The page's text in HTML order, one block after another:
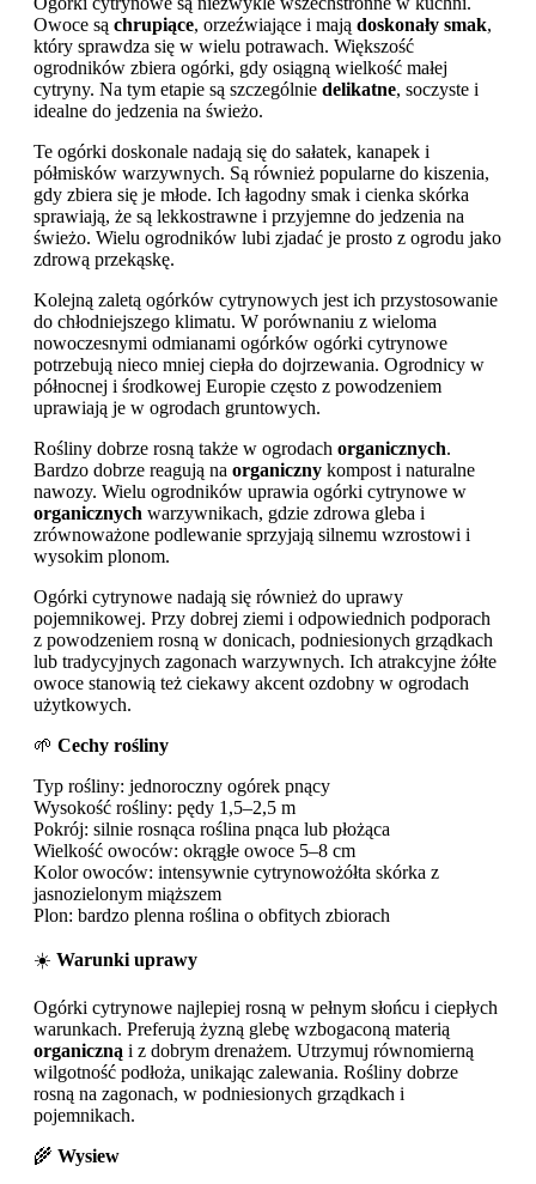
Owoce są chrupiące, orzeźwiające i mają doskonały smak,
który sprawdza się w wielu potrawach. Większość
ogrodników zbiera ogórki, gdy osiągną wielkość małej
cytryny. Na tym etapie są szczególnie delikatne, soczyste i
idealne do jedzenia na świeżo.
Te ogórki doskonale nadają się do sałatek, kanapek i
półmisków warzywnych. Są również popularne do kiszenia,
gdy zbiera się je młode. Ich łagodny smak i cienka skórka
sprawiają, że są lekkostrawne i przyjemne do jedzenia na
świeżo. Wielu ogrodników lubi zjadać je prosto z ogrodu jako
zdrową przekąskę.
Kolejną zaletą ogórków cytrynowych jest ich przystosowanie
do chłodniejszego klimatu. W porównaniu z wieloma
nowoczesnymi odmianami ogórków ogórki cytrynowe
potrzebują nieco mniej ciepła do dojrzewania. Ogrodnicy w
północnej i środkowej Europie często z powodzeniem
uprawiają je w ogrodach gruntowych.
Rośliny dobrze rosną także w ogrodach organicznych.
Bardzo dobrze reagują na organiczny kompost i naturalne
nawozy. Wielu ogrodników uprawia ogórki cytrynowe w
organicznych warzywnikach, gdzie zdrowa gleba i
zrównoważone podlewanie sprzyjają silnemu wzrostowi i
wysokim plonom.
Ogórki cytrynowe nadają się również do uprawy
pojemnikowej. Przy dobrej ziemi i odpowiednich podporach
z powodzeniem rosną w donicach, podniesionych grządkach
lub tradycyjnych zagonach warzywnych. Ich atrakcyjne żółte
owoce stanowią też ciekawy akcent ozdobny w ogrodach
użytkowych.
🌱 Cechy rośliny
Typ rośliny: jednoroczny ogórek pnący
Wysokość rośliny: pędy 1,5–2,5 m
Pokrój: silnie rosnąca roślina pnąca lub płożąca
Wielkość owoców: okrągłe owoce 5–8 cm
Kolor owoców: intensywnie cytrynowożółta skórka z
jasnozielonym miąższem
Plon: bardzo plenna roślina o obfitych zbiorach
☀️ Warunki uprawy
Ogórki cytrynowe najlepiej rosną w pełnym słońcu i ciepłych
warunkach. Preferują żyzną glebę wzbogaconą materią
organiczną i z dobrym drenażem. Utrzymuj równomierną
wilgotność podłoża, unikając zalewania. Rośliny dobrze
rosną na zagonach, w podniesionych grządkach i
pojemnikach.
🌾 Wysiew